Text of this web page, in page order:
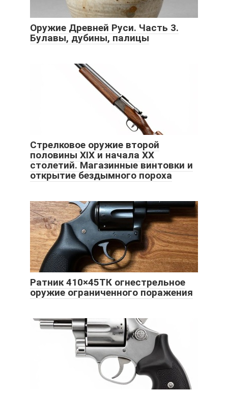
Оружие Древней Руси. Часть 3.
Булавы, дубины, палицы
Стрелковое оружие второй
половины XIX и начала XX
столетий. Магазинные винтовки и
открытие бездымного пороха
Ратник 410×45ТК огнестрельное
оружие ограниченного поражения